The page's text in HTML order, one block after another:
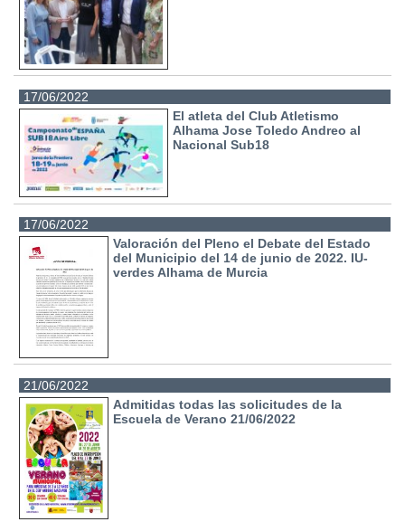
17/06/2022
El atleta del Club Atletismo
Alhama Jose Toledo Andreo al
Nacional Sub18
17/06/2022
Valoración del Pleno el Debate del Estado
del Municipio del 14 de junio de 2022. IU-
verdes Alhama de Murcia
21/06/2022
Admitidas todas las solicitudes de la
Escuela de Verano 21/06/2022